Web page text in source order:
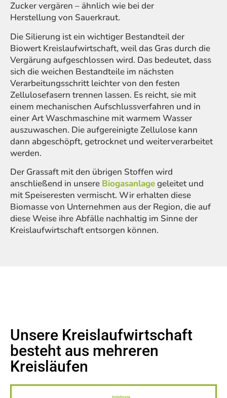
Zucker vergären – ähnlich wie bei der
Herstellung von Sauerkraut.
Die Silierung ist ein wichtiger Bestandteil der
Biowert Kreislaufwirtschaft, weil das Gras durch die
Vergärung aufgeschlossen wird. Das bedeutet, dass
sich die weichen Bestandteile im nächsten
Verarbeitungsschritt leichter von den festen
Zellulosefasern trennen lassen. Es reicht, sie mit
einem mechanischen Aufschlussverfahren und in
einer Art Waschmaschine mit warmem Wasser
auszuwaschen. Die aufgereinigte Zellulose kann
dann abgeschöpft, getrocknet und weiterverarbeitet
werden.
Der Grassaft mit den übrigen Stoffen wird
anschließend in unsere Biogasanlagegeleitet und
mit Speiseresten vermischt. Wir erhalten diese
Biomasse von Unternehmen aus der Region, die auf
diese Weise ihre Abfälle nachhaltig im Sinne der
Kreislaufwirtschaft entsorgen können.
Unsere Kreislaufwirtschaft
besteht aus mehreren
Kreisläufen